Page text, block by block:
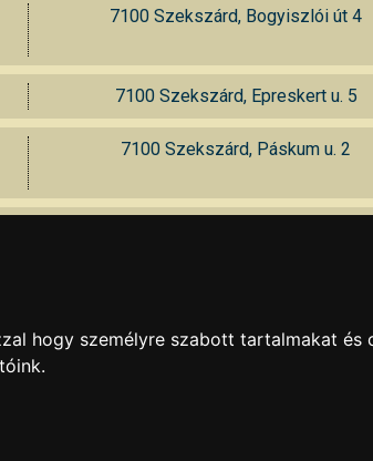
7100 Szekszárd, Bogyiszlói út 4
7100 Szekszárd, Epreskert u. 5
7100 Szekszárd, Páskum u. 2
hogy személyre szabott tartalmakat és